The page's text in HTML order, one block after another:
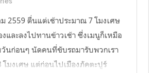
2559 ตื่นแต่เช้าประมาณ 7 โมงเศษ
งและลงไปทานข้าวเช้า ซึ่งเมนูก็เหมือ
นก่อนๆ นัดคนที่ขับรถมารับพวกเรา
โมงเศษ แต่ก่อนไปเมืองภัคตะปูร์